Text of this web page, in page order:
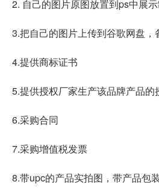
2. 自己的图片原图放置到ps中展
3.把自己的图片上传到谷歌网盘，
4.提供商标证书
5.提供授权厂家生产该品牌产品的
6.采购合同
7.采购增值税发票
8.带upc的产品实拍图，带产品包